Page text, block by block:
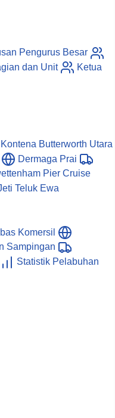
Pengurus Besar
dan Unit
Ketua
Butterworth Utara
Dermaga Prai
Pier Cruise
Teluk Ewa
Komersil
Sampingan
Statistik Pelabuhan